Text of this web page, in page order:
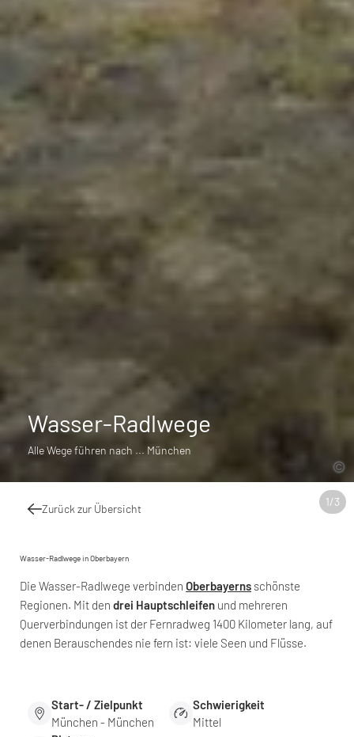
1/3
Wasser-Radlwege
Alle Wege führen nach ... München
Zurück zur Übersicht
Wasser-Radlwege in Oberbayern
Die Wasser-Radlwege verbinden Oberbayerns schönste
Regionen. Mit den drei Hauptschleifen und mehreren
Querverbindungen ist der Fernradweg 1400 Kilometer lang, auf
denen Berauschendes nie fern ist: viele Seen und Flüsse.
Start- / Zielpunkt
München - München
Schwierigkeit
Mittel